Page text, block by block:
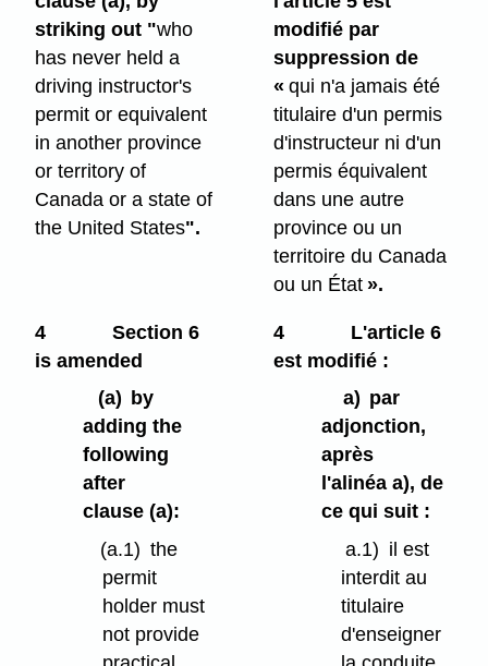
striking out "who
has never held a
driving instructor's
permit or equivalent
in another province
or territory of
Canada or a state of
the United States".
modifié par
suppression de
«qui n'a jamais été
titulaire d'un permis
d'instructeur ni d'un
permis équivalent
dans une autre
province ou un
territoire du Canada
ou un État ».
4
Section 6
is amended
(a) by
adding the
following
after
clause (a):
(a.1) the
permit
holder must
not provide
4
L'article 6
est modifié :
a) par
adjonction,
après
l'alinéa a), de
ce qui suit :
a.1) il est
interdit au
titulaire
d'enseigner